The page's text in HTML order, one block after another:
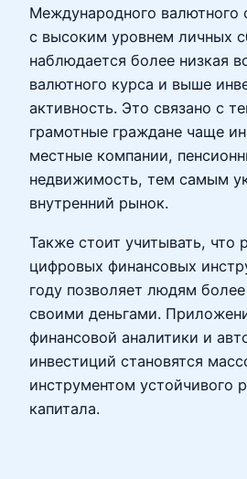
Международного валютного
с высоким уровнем личных
наблюдается более низкая
валютного курса и выше
активность. Это связано с
грамотные граждане чаще
местные компании,
недвижимость, тем самым
внутренний рынок.
Также стоит учитывать, что
цифровых финансовых
году позволяет людям
своими деньгами.
финансовой аналитики и
инвестиций становятся
инструментом устойчивого
капитала.